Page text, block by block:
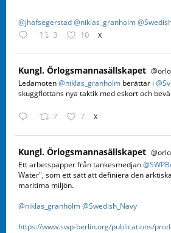
@jhafsegerstad@niklas_granholm
3 10 X
Kungl. Örlogsmannasällskapet
Ledamoten@niklas_granholm berättar i
skuggflottans nya taktik med eskort och
7 7 X
Kungl. Örlogsmannasällskapet
Ett arbetspapper från tankesmedjan
Water", som ett sätt att definiera den
maritima miljön.
@niklas_granholm@Swedish_Navy
https://www.swp-berlin.org/publications/